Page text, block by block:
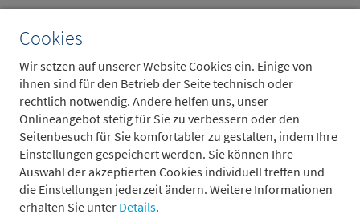
Cookies
Wir setzen auf unserer Website Cookies ein. Einige von
ihnen sind für den Betrieb der Seite technisch oder
rechtlich notwendig. Andere helfen uns, unser
Onlineangebot stetig für Sie zu verbessern oder den
Seitenbesuch für Sie komfortabler zu gestalten, indem Ihre
Einstellungen gespeichert werden. Sie können Ihre
Auswahl der akzeptierten Cookies individuell treffen und
die Einstellungen jederzeit ändern. Weitere Informationen
erhalten Sie unter Details.
Weitere Beiträge